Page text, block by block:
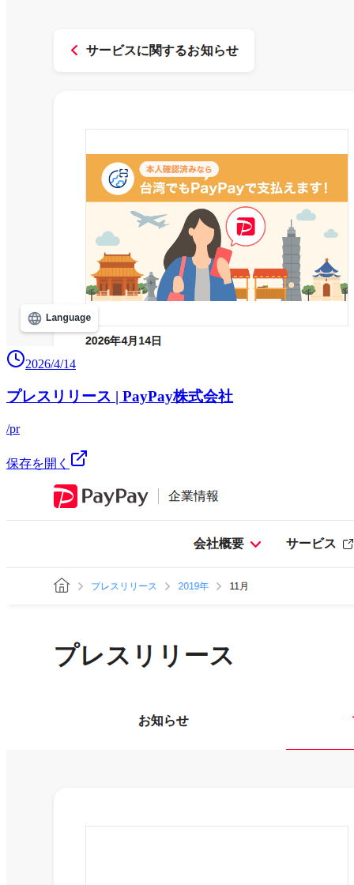
2026/4/14
プレスリリース | PayPay株式会社
/pr
保存を開く